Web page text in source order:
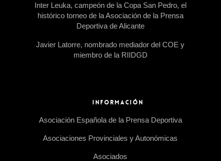
Inter Leuka, campeón de la Copa San Pedro, el
histórico torneo de la Asociación de la Prensa
Deportiva de Alicante
Javier Latorre, nombrado mediador del COE y
miembro de la RIIDGD
INFORMACIÓN
Asociación Española de la Prensa Deportiva
Asociaciones Provinciales y Autonómicas
Asociados